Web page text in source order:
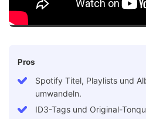
Pros
Spotify Titel, Playlists und
umwandeln.
ID3-Tags und Original-